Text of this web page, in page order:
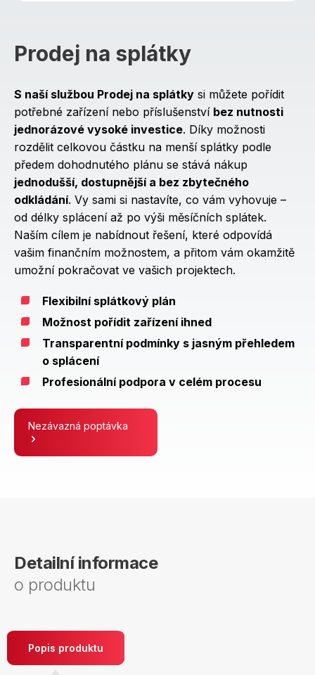
Prodej na splátky
S naší službou Prodej na splátky si můžete pořídit
potřebné zařízení nebo příslušenství bez nutnosti
jednorázové vysoké investice. Díky možnosti
rozdělit celkovou částku na menší splátky podle
předem dohodnutého plánu se stává nákup
jednodušší, dostupnější a bez zbytečného
odkládání. Vy sami si nastavíte, co vám vyhovuje –
od délky splácení až po výši měsíčních splátek.
Naším cílem je nabídnout řešení, které odpovídá
vašim finančním možnostem, a přitom vám okamžitě
umožní pokračovat ve vašich projektech.
Flexibilní splátkový plán
Možnost pořídit zařízení ihned
Transparentní podmínky s jasným přehledem
o splácení
Profesionální podpora v celém procesu
Nezávazná poptávka
Detailní informace
o produktu
Popis produktu